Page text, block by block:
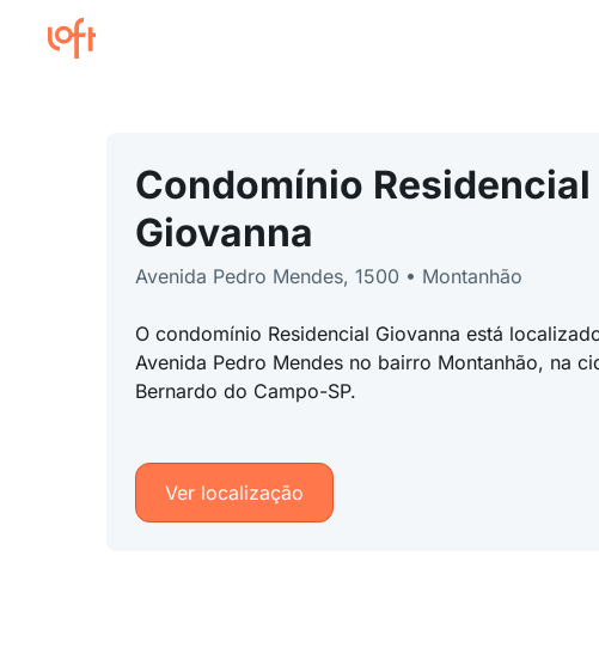
Condomínio Residencial
Giovanna
Avenida Pedro Mendes, 1500 • Montanhão
O condomínio Residencial Giovanna está
Avenida Pedro Mendes no bairro Montanhão, na
Bernardo do Campo-SP.
Ver localização